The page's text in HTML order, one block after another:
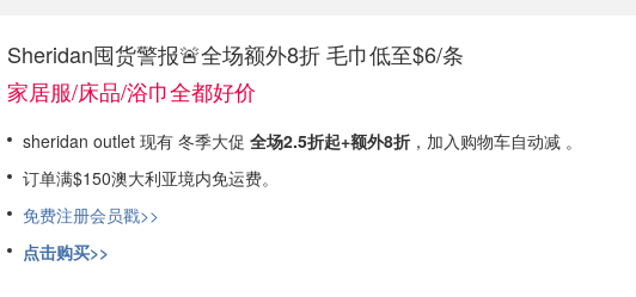
Sheridan囤货警报🚨全场额外8折 毛巾低至$6/条
家居服/床品/浴巾全都好价
sheridan outlet 现有 冬季大促 全场2.5折起+额外8折 ，加入购物车自动减 。
订单满$150澳大利亚境内免运费。
免费注册会员戳>>
点击购买>>